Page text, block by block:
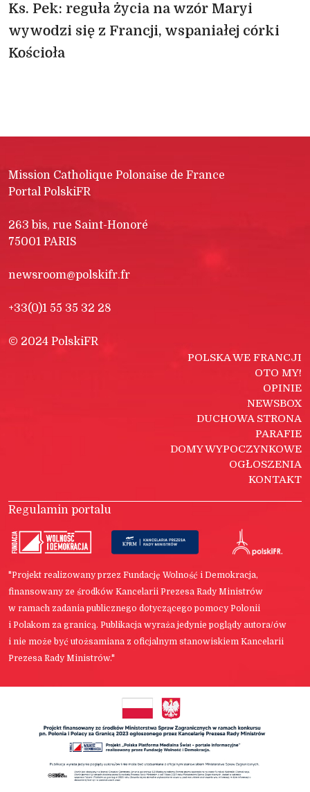
Ks. Pek: reguła życia na wzór Maryi
wywodzi się z Francji, wspaniałej córki
Kościoła
Mission Catholique Polonaise de France
Portal PolskiFR
263 bis, rue Saint-Honoré
75001 PARIS
newsroom@polskifr.fr
+33(0)1 55 35 32 28
© 2024 PolskiFR
POLSKA WE FRANCJI
OTO MY!
OPINIE
NEWSBOX
DUCHOWA STRONA
PARAFIE
DOMY WYPOCZYNKOWE
OGŁOSZENIA
KONTAKT
Regulamin portalu
"Projekt realizowany przez Fundację Wolność i Demokracja,
finansowany ze środków Kancelarii Prezesa Rady Ministrów
w ramach zadania publicznego dotyczącego pomocy Polonii
i Polakom za granicą. Publikacja wyraża jedynie poglądy autora/ów
i nie może być utożsamiana z oficjalnym stanowiskiem Kancelarii
Prezesa Rady Ministrów."